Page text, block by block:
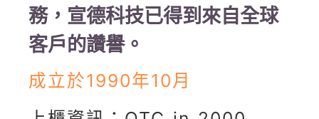
務，宣德科技已得到來自全球
客戶的讚譽。
成立於1990年10月